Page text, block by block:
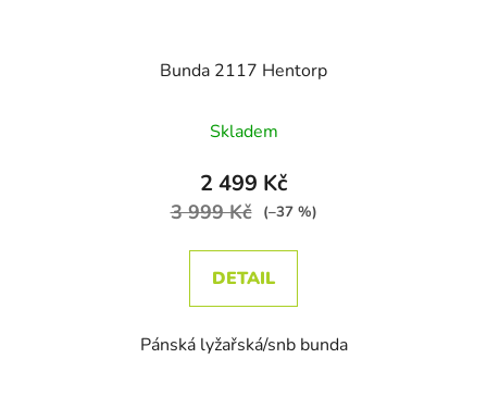
Bunda 2117 Hentorp
Skladem
2 499 Kč
3 999 Kč (–37 %)
DETAIL
Pánská lyžařská/snb bunda